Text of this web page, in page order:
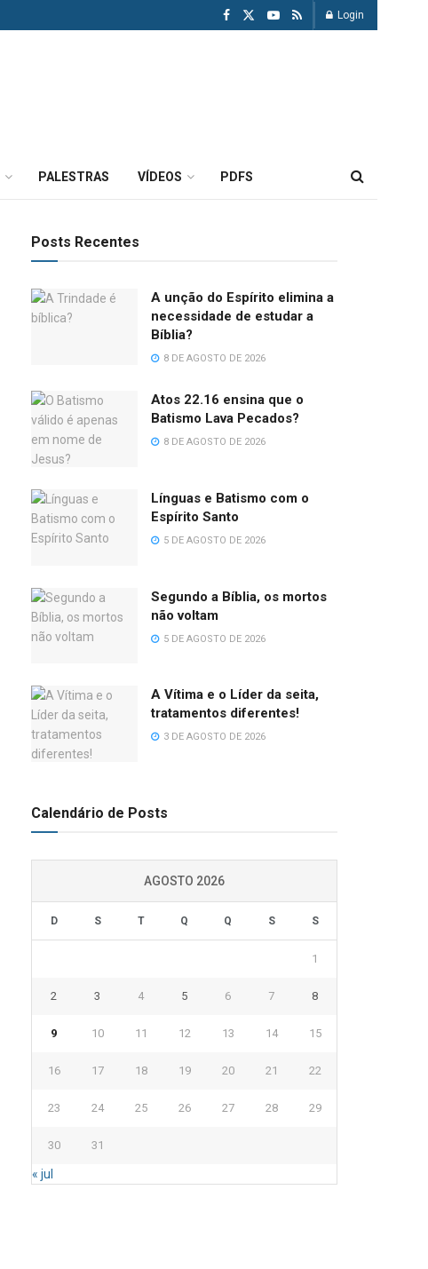
Login
PALESTRAS VÍDEOS PDFS
Posts Recentes
A unção do Espírito elimina a
necessidade de estudar a
Bíblia?
8 DE AGOSTO DE 2026
Atos 22.16 ensina que o
Batismo Lava Pecados?
8 DE AGOSTO DE 2026
Línguas e Batismo com o
Espírito Santo
5 DE AGOSTO DE 2026
Segundo a Bíblia, os mortos
não voltam
5 DE AGOSTO DE 2026
A Vítima e o Líder da seita,
tratamentos diferentes!
3 DE AGOSTO DE 2026
Calendário de Posts
AGOSTO 2026
D S T Q Q S S
1
2 3 4 5 6 7 8
9 10 11 12 13 14 15
16 17 18 19 20 21 22
23 24 25 26 27 28 29
30 31
« jul